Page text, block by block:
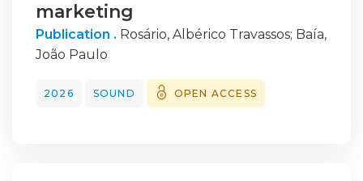
marketing
Publication . Rosário, Albérico Travassos; Baía,
João Paulo
2026 SOUND OPEN ACCESS